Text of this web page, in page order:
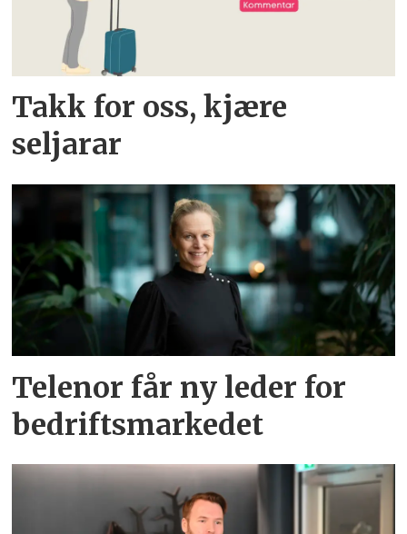
Takk for oss, kjære
seljarar
Telenor får ny leder for
bedriftsmarkedet